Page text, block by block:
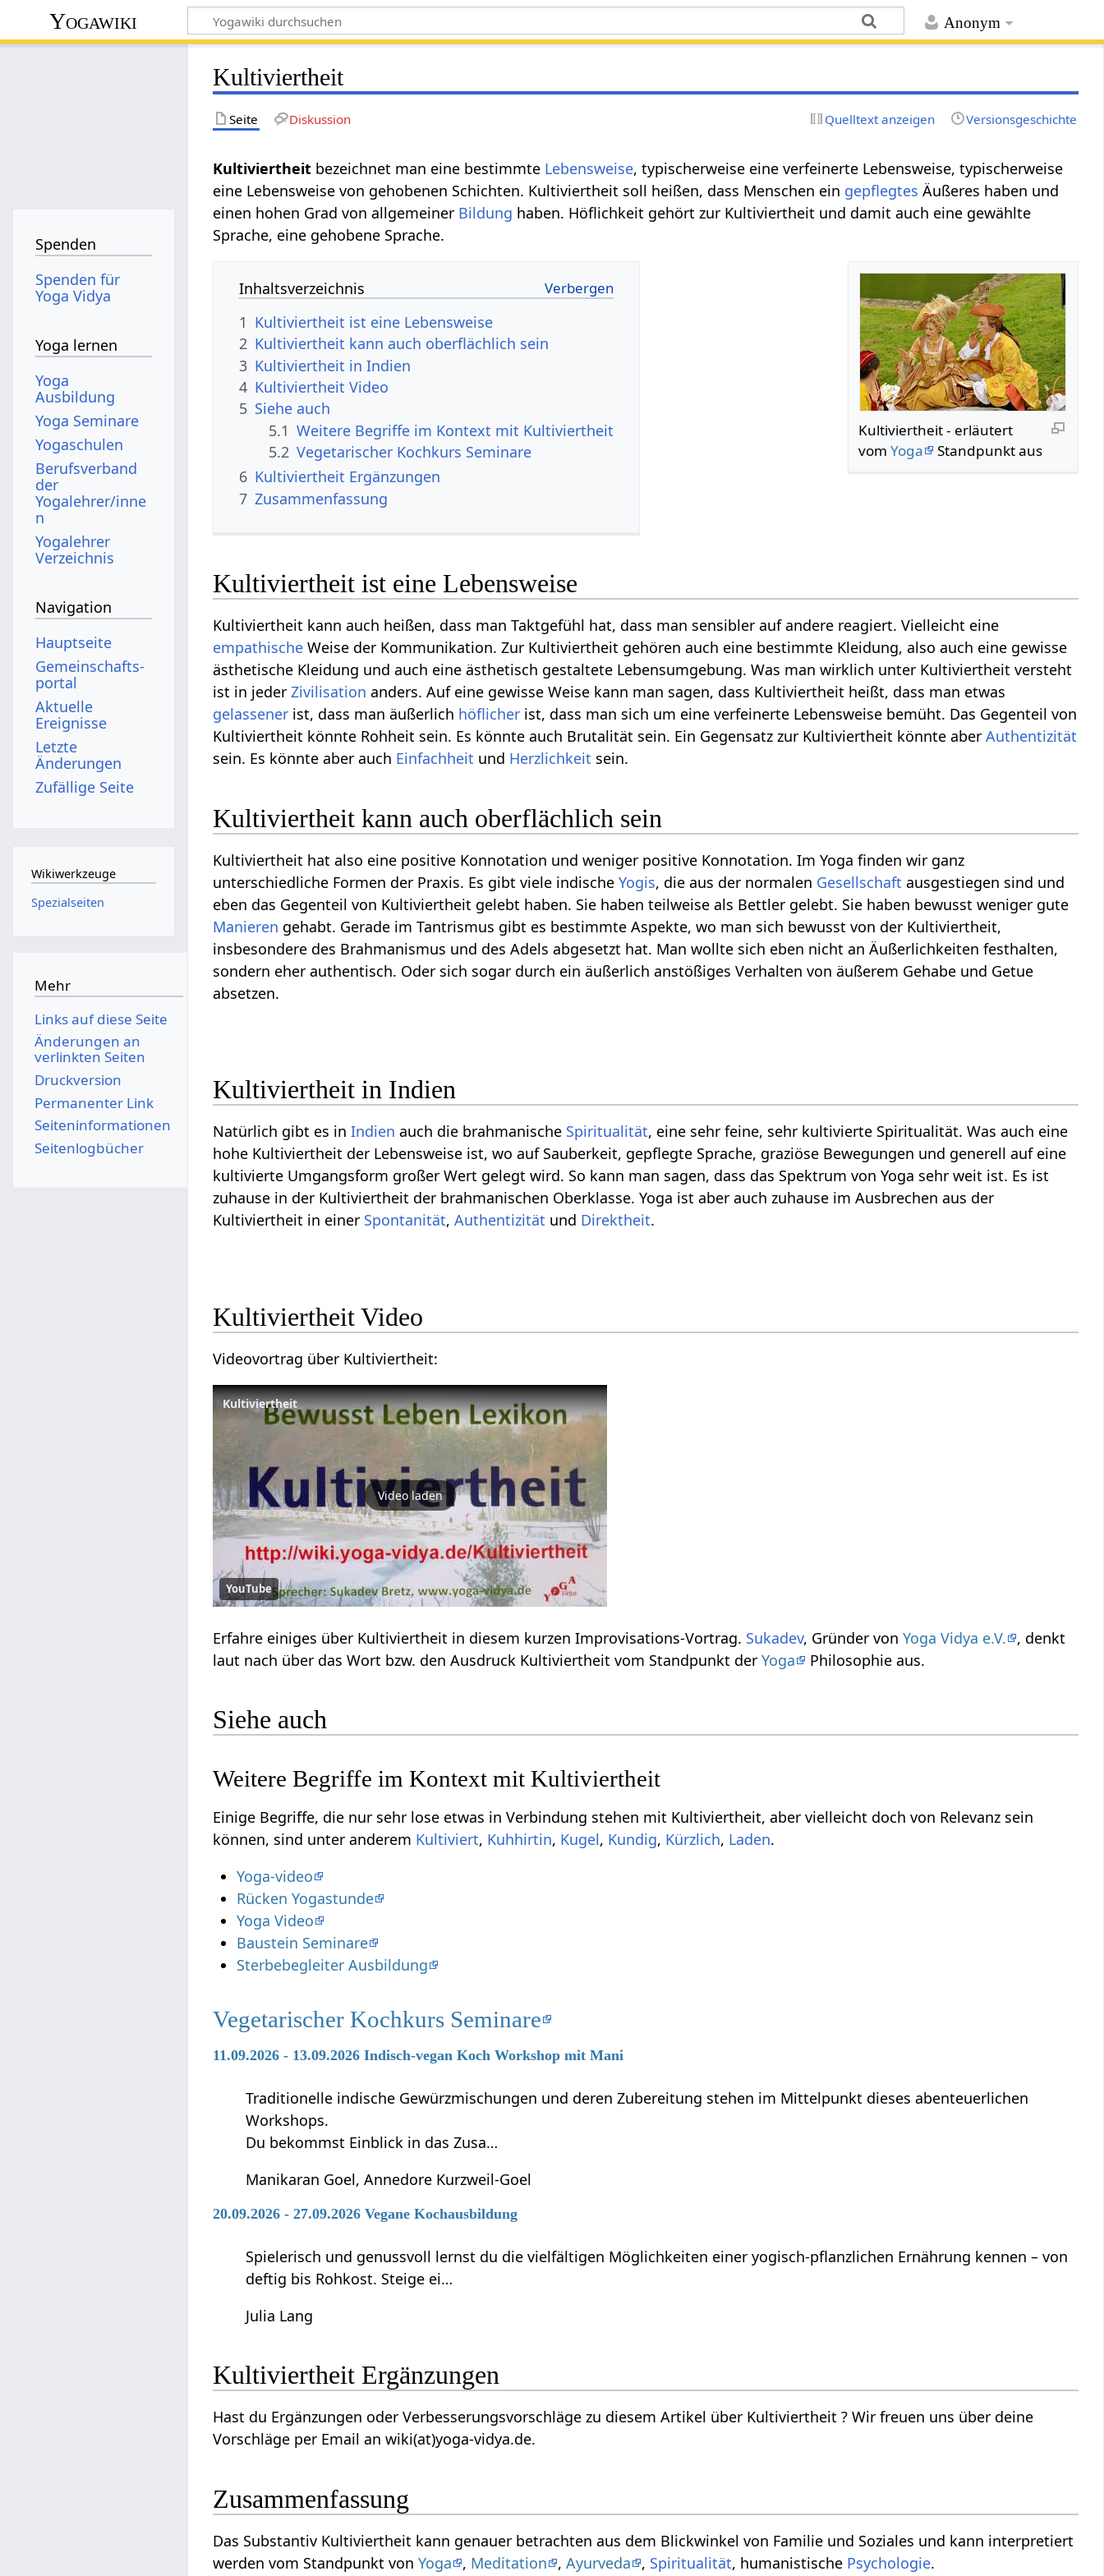
Anonym
Yogawiki
Kultiviertheit
Seite Diskussion Quelltext anzeigen Versionsgeschichte
bezeichnet man eine bestimmte Lebensweise, typischerweise eine verfeinerte Lebensweise, typischerweise
eine Lebensweise von gehobenen Schichten. Kultiviertheit soll heißen, dass Menschen ein gepflegtes Äußeres haben und
einen hohen Grad von allgemeiner Bildung haben. Höflichkeit gehört zur Kultiviertheit und damit auch eine gewählte
Sprache, eine gehobene Sprache.
Kultiviertheit‏‎ - erläutert
vomYoga Standpunkt aus
Inhaltsverzeichnis
1 Kultiviertheit ist eine Lebensweise
2 Kultiviertheit kann auch oberflächlich sein
3 Kultiviertheit in Indien
4
Kultiviertheit‏‎ Video
5 Siehe auch
5.1
5.2 Vegetarischer Kochkurs Seminare
6
Kultiviertheit‏‎ Ergänzungen
7 Zusammenfassung
Kultiviertheit ist eine Lebensweise
Kultiviertheit kann auch heißen, dass man Taktgefühl hat, dass man sensibler auf andere reagiert. Vielleicht eine
empathische Weise der Kommunikation. Zur Kultiviertheit gehören auch eine bestimmte Kleidung, also auch eine gewisse
ästhetische Kleidung und auch eine ästhetisch gestaltete Lebensumgebung. Was man wirklich unter Kultiviertheit versteht
ist in jederZivilisation anders. Auf eine gewisse Weise kann man sagen, dass Kultiviertheit heißt, dass man etwas
gelassener ist, dass man äußerlich höflicher ist, dass man sich um eine verfeinerte Lebensweise bemüht. Das Gegenteil von
Kultiviertheit könnte Rohheit sein. Es könnte auch Brutalität sein. Ein Gegensatz zur Kultiviertheit könnte aberAuthentizität
sein. Es könnte aber auch Einfachheit und Herzlichkeit sein.
Kultiviertheit kann auch oberflächlich sein
Kultiviertheit hat also eine positive Konnotation und weniger positive Konnotation. Im Yoga finden wir ganz
unterschiedliche Formen der Praxis. Es gibt viele indischeYogis, die aus der normalen Gesellschaft ausgestiegen sind und
eben das Gegenteil von Kultiviertheit gelebt haben. Sie haben teilweise als Bettler gelebt. Sie haben bewusst weniger gute
Manieren gehabt. Gerade im Tantrismus gibt es bestimmte Aspekte, wo man sich bewusst von der Kultiviertheit,
insbesondere des Brahmanismus und des Adels abgesetzt hat. Man wollte sich eben nicht an Äußerlichkeiten festhalten,
sondern eher authentisch. Oder sich sogar durch ein äußerlich anstößiges Verhalten von äußerem Gehabe und Getue
absetzen.
Kultiviertheit in Indien
Natürlich gibt es inIndien auch die brahmanische Spiritualität, eine sehr feine, sehr kultivierte Spiritualität. Was auch eine
hohe Kultiviertheit der Lebensweise ist, wo auf Sauberkeit, gepflegte Sprache, graziöse Bewegungen und generell auf eine
kultivierte Umgangsform großer Wert gelegt wird. So kann man sagen, dass das Spektrum von Yoga sehr weit ist. Es ist
zuhause in der Kultiviertheit der brahmanischen Oberklasse. Yoga ist aber auch zuhause im Ausbrechen aus der
Kultiviertheit in einer Spontanität,Authentizität und Direktheit.
Kultiviertheit‏‎ Video
Videovortrag über Kultiviertheit‏‎:
Kultiviertheit‏‎
Video laden
YouTube
Erfahre einiges über Kultiviertheit‏‎ in diesem kurzen Improvisations-Vortrag. Sukadev, Gründer vonYoga Vidya e.V.
, denkt
laut nach über das Wort bzw. den Ausdruck Kultiviertheit‏‎ vom Standpunkt derYoga Philosophie aus.
Siehe auch
Einige Begriffe, die nur sehr lose etwas in Verbindung stehen mit Kultiviertheit‏‎, aber vielleicht doch von Relevanz sein
können, sind unter anderem
, , , , ,
.
Yoga-video
Rücken Yogastunde
Yoga Video
Baustein Seminare
Sterbebegleiter Ausbildung
Vegetarischer Kochkurs Seminare
11.09.2026 - 13.09.2026 Indisch-vegan Koch Workshop mit Mani
Traditionelle indische Gewürzmischungen und deren Zubereitung stehen im Mittelpunkt dieses abenteuerlichen
Workshops.
Du bekommst Einblick in das Zusa…
Manikaran Goel, Annedore Kurzweil-Goel
20.09.2026 - 27.09.2026 Vegane Kochausbildung
Spielerisch und genussvoll lernst du die vielfältigen Möglichkeiten einer yogisch-pflanzlichen Ernährung kennen – von
deftig bis Rohkost. Steige ei…
Julia Lang
Kultiviertheit‏‎ Ergänzungen
Hast du Ergänzungen oder Verbesserungsvorschläge zu diesem Artikel über Kultiviertheit‏‎ ? Wir freuen uns über deine
Vorschläge per Email an wiki(at)yoga-vidya.de.
Zusammenfassung
Das Substantiv Kultiviertheit‏‎ kann genauer betrachten aus dem Blickwinkel von Familie und Soziales und kann interpretiert
werden vom Standpunkt vonYoga , Meditation ,Ayurveda , Spiritualität, humanistische Psychologie.
Spenden
Spenden für
Yoga Vidya
Yoga lernen
Yoga
Ausbildung
Yoga Seminare
Yogaschulen
Berufsverband
der
Yogalehrer/inne
n
Yogalehrer
Verzeichnis
Navigation
Hauptseite
Gemeinschafts­
portal
Aktuelle
Ereignisse
Letzte
Änderungen
Zufällige Seite
Wikiwerkzeuge
Spezialseiten
Mehr
Links auf diese Seite
Änderungen an
verlinkten Seiten
Druckversion
Permanenter Link
Seiten­­informationen
Seitenlogbücher